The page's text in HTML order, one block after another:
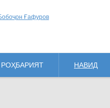
РОҲБАРИЯТ НАВИД